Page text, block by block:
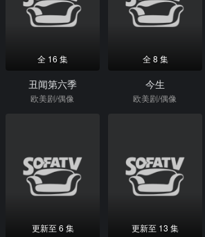
全 16 集
丑闻第六季
欧美剧/偶像
全 8 集
今生
欧美剧/偶像
更新至 6 集 更新至 13 集